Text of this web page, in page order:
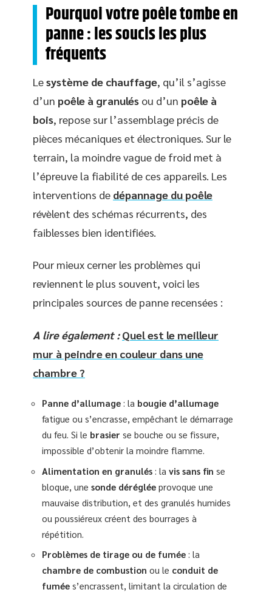
Pourquoi votre poêle tombe en
panne : les soucis les plus
fréquents
Lesystème de chauffage, qu’il s’agisse
d’un poêle à granulés ou d’un poêle à
bois, repose sur l’assemblage précis de
pièces mécaniques et électroniques. Sur le
terrain, la moindre vague de froid met à
l’épreuve la fiabilité de ces appareils. Les
interventions de dépannage du poêle
révèlent des schémas récurrents, des
faiblesses bien identifiées.
Pour mieux cerner les problèmes qui
reviennent le plus souvent, voici les
principales sources de panne recensées :
A lire également : Quel est le meilleur
mur à peindre en couleur dans une
chambre ?
Panne d’allumage : la bougie d’allumage
fatigue ou s’encrasse, empêchant le démarrage
du feu. Si le brasier se bouche ou se fissure,
impossible d’obtenir la moindre flamme.
Alimentation en granulés : la vis sans fin se
bloque, une sonde déréglée provoque une
mauvaise distribution, et des granulés humides
ou poussiéreux créent des bourrages à
répétition.
Problèmes de tirage ou de fumée : la
chambre de combustion ou le conduit de
fumée s’encrassent, limitant la circulation de